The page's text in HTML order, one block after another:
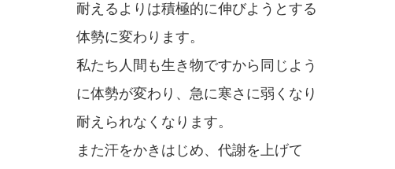
耐えるよりは積極的に伸びようとする
体勢に変わります。
私たち人間も生き物ですから同じよう
に体勢が変わり、急に寒さに弱くなり
耐えられなくなります。
また汗をかきはじめ、代謝を上げて